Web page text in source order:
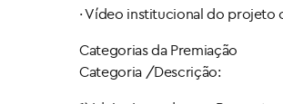
· Vídeo institucional do projeto
Categorias da Premiação
Categoria /Descrição: